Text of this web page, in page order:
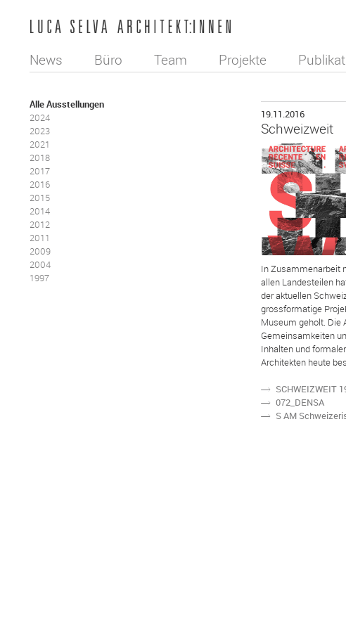
News Büro Team Projekte
Alle Ausstellungen
2024
2023
2021
2018
2017
2016
2015
2014
2012
2011
2009
2004
1997
19.11.2016
Schweizweit
In Zusammenarbeit
allen Landesteilen
der aktuellen
grossformatige
Museum geholt. Die
Gemeinsamkeiten
Inhalten und
Architekten heute
N SCHWEIZWEIT
N 072_DENSA
N S AM